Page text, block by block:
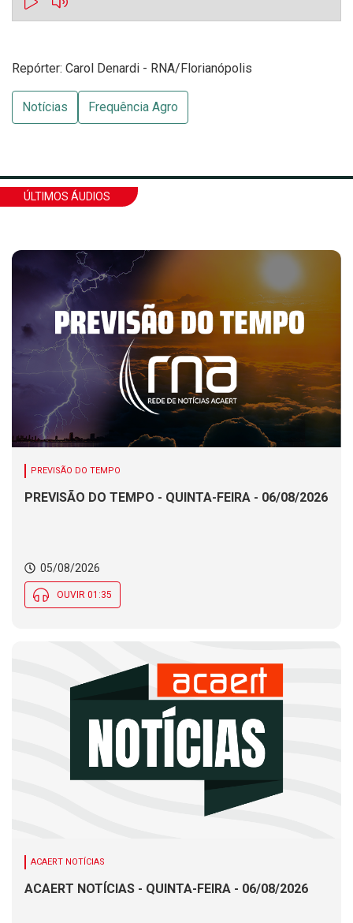
Repórter: Carol Denardi - RNA/Florianópolis
Notícias Frequência Agro
ÚLTIMOS ÁUDIOS
PREVISÃO DO TEMPO
PREVISÃO DO TEMPO - QUINTA-FEIRA - 06/08/2026
05/08/2026
OUVIR 01:35
ACAERT NOTÍCIAS
ACAERT NOTÍCIAS - QUINTA-FEIRA - 06/08/2026